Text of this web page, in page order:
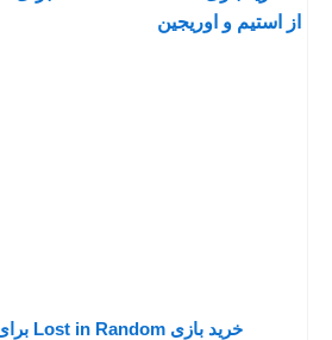
خرید بازی Lost in Random برای PC